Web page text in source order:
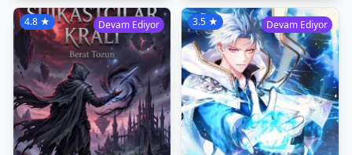
Devam Ediyor
4.8 ★ Devam Ediyor
3.5 ★